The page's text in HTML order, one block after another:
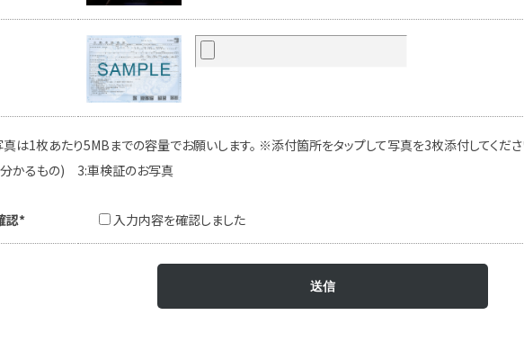
は1枚あたり5MBまでの容量でお願いします。 ※添付箇所をタップして写真を3枚添付してくだ
かるもの) 3:車検証のお写真
認* 入力内容を確認しました